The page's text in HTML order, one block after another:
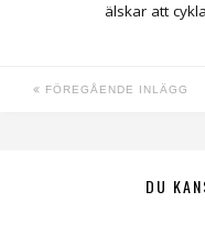
älskar att
FÖREGÅENDE INLÄGG
DU